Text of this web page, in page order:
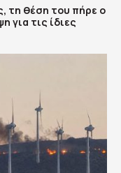
τη θέση του πήρε ο
για τις ίδιες